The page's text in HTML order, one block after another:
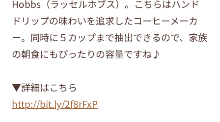
Hobbs（ラッセルホブス）。こちらはハンド
ドリップの味わいを追求したコーヒーメーカ
ー。同時に５カップまで抽出できるので、家族
の朝食にもぴったりの容量ですね♪
▼詳細はこちら
http://bit.ly/2f8rFxP